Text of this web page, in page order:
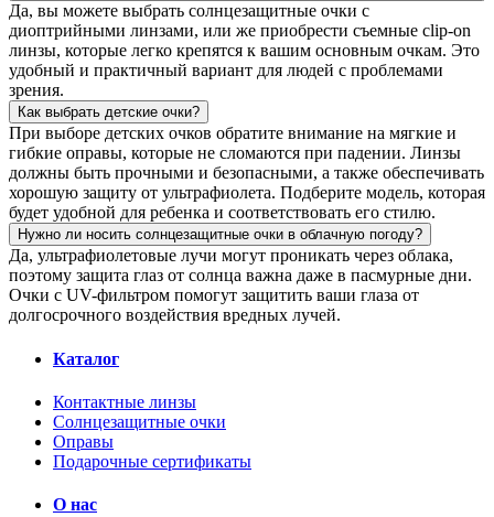
Да, вы можете выбрать солнцезащитные очки с
диоптрийными линзами, или же приобрести съемные clip-on
линзы, которые легко крепятся к вашим основным очкам. Это
удобный и практичный вариант для людей с проблемами
зрения.
Как выбрать детские очки?
При выборе детских очков обратите внимание на мягкие и
гибкие оправы, которые не сломаются при падении. Линзы
должны быть прочными и безопасными, а также обеспечивать
хорошую защиту от ультрафиолета. Подберите модель, которая
будет удобной для ребенка и соответствовать его стилю.
Нужно ли носить солнцезащитные очки в облачную погоду?
Да, ультрафиолетовые лучи могут проникать через облака,
поэтому защита глаз от солнца важна даже в пасмурные дни.
Очки с UV-фильтром помогут защитить ваши глаза от
долгосрочного воздействия вредных лучей.
Каталог
Контактные линзы
Солнцезащитные очки
Оправы
Подарочные сертификаты
О нас